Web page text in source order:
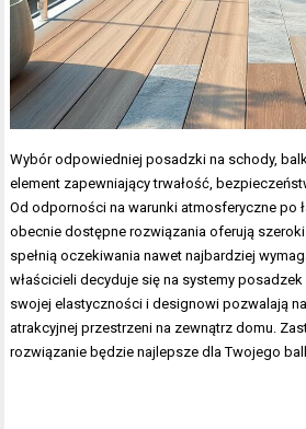
Wybór odpowiedniej posadzki na schody,
element zapewniający trwałość,
Od odporności na warunki atmosferyczne po
obecnie dostępne rozwiązania oferują
spełnią oczekiwania nawet najbardziej
właścicieli decyduje się na systemy
swojej elastyczności i designowi pozwalają
atrakcyjnej przestrzeni na zewnątrz domu.
rozwiązanie będzie najlepsze dla Twojego